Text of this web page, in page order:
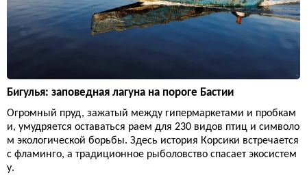
Бигулья: заповедная лагуна на пороге Бастии
Огромный пруд, зажатый между гипермаркетами и пробкам
и, умудряется оставаться раем для 230 видов птиц и символо
м экологической борьбы. Здесь история Корсики встречается
с фламинго, а традиционное рыболовство спасает экосистем
у.